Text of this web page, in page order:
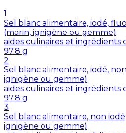
1
Sel blanc alimentaire, iodé,
(marin, ignigène ou gemme)
aides culinaires et ingrédients
97.8 g
2
Sel blanc alimentaire, iodé,
ignigène ou gemme)
aides culinaires et ingrédients
97.8 g
3
Sel blanc alimentaire, non
ignigène ou gemme)